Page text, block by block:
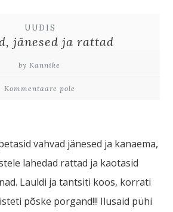
UUDIS
jänesed ja rattad
by Kannike
Kommentaare pole
vahvad jänesed ja kanaema,
lahedad rattad ja kaotasid
Lauldi ja tantsiti koos, korrati
põske porgand!!! Ilusaid pühi